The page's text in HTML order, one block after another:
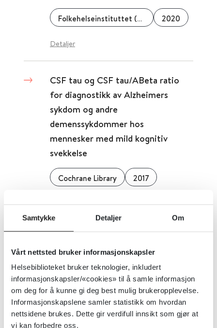
Samtykke Detaljer Om
Vårt nettsted bruker informasjonskapsler
Helsebiblioteket bruker teknologier, inkludert
informasjonskapsler/«cookies» til å samle informasjon
om deg for å kunne gi deg best mulig brukeropplevelse.
Informasjonskapslene samler statistikk om hvordan
nettsidene brukes. Dette gir verdifull innsikt som gjør at
vi kan forbedre oss.
Folkehelseinstituttet (FHI) 2020
Detaljer
CSF tau og CSF tau/ABeta ratio
for diagnostikk av Alzheimers
sykdom og andre
demenssykdommer hos
mennesker med mild kognitiv
svekkelse
Cochrane Library 2017
Detaljer
ved forgiftning
CT kalsiumskår av hjertet gir lite
tilleggsnytte ved vurdering av